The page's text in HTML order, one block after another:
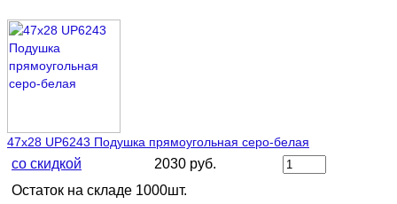
47х28 UP6243 Подушка прямоугольная серо-белая
со скидкой
2030 руб.
Остаток на складе 1000шт.